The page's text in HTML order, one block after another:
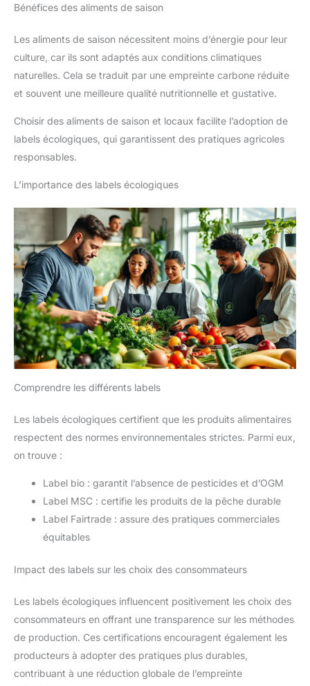
Bénéfices des aliments de saison
Les aliments de saison nécessitent moins d’énergie pour leur
culture, car ils sont adaptés aux conditions climatiques
naturelles. Cela se traduit par une empreinte carbone réduite
et souvent une meilleure qualité nutritionnelle et gustative.
Choisir des aliments de saison et locaux facilite l’adoption de
labels écologiques, qui garantissent des pratiques agricoles
responsables.
L’importance des labels écologiques
Comprendre les différents labels
Les labels écologiques certifient que les produits alimentaires
respectent des normes environnementales strictes. Parmi eux,
on trouve :
Label bio : garantit l’absence de pesticides et d’OGM
Label MSC : certifie les produits de la pêche durable
Label Fairtrade : assure des pratiques commerciales
équitables
Impact des labels sur les choix des consommateurs
Les labels écologiques influencent positivement les choix des
consommateurs en offrant une transparence sur les méthodes
de production. Ces certifications encouragent également les
producteurs à adopter des pratiques plus durables,
contribuant à une réduction globale de l’empreinte